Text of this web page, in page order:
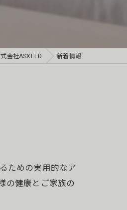
会社ASXEED 新着情報
ための実用的なア
の健康とご家族の